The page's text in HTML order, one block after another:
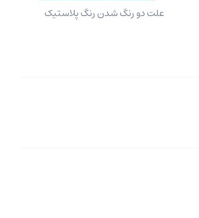
علت دو رنگ شدن رنگ پلاستیک